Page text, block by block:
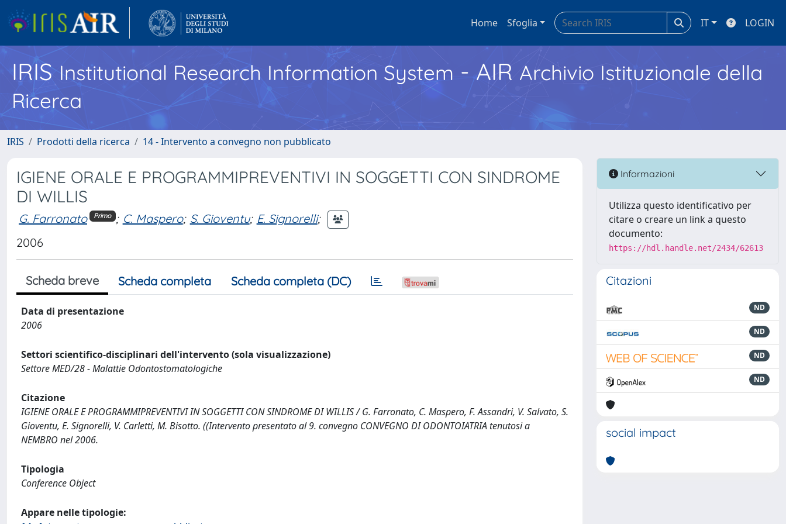
Home Sfoglia IT LOGIN
IRISInstitutional Research Information System - AIR Archivio Istituzionale della
Ricerca
IRIS Prodotti della ricerca 14 - Intervento a convegno non pubblicato
IGIENE ORALE E PROGRAMMIPREVENTIVI IN SOGGETTI CON SINDROME
DI WILLIS
G. Farronato Primo ; C. Maspero; S. Gioventu; E. Signorelli;
2006
Scheda breve Scheda completa Scheda completa (DC)
Data di presentazione
2006
Settori scientifico-disciplinari dell'intervento (sola visualizzazione)
Settore MED/28 - Malattie Odontostomatologiche
Citazione
IGIENE ORALE E PROGRAMMIPREVENTIVI IN SOGGETTI CON SINDROME DI WILLIS / G. Farronato, C. Maspero, F. Assandri, V. Salvato, S.
Gioventu, E. Signorelli, V. Carletti, M. Bisotto. ((Intervento presentato al 9. convegno CONVEGNO DI ODONTOIATRIA tenutosi a
NEMBRO nel 2006.
Tipologia
Conference Object
Appare nelle tipologie:
Informazioni
Utilizza questo identificativo per
citare o creare un link a questo
documento:
https://hdl.handle.net/2434/62613
Citazioni
ND
ND
ND
ND
social impact